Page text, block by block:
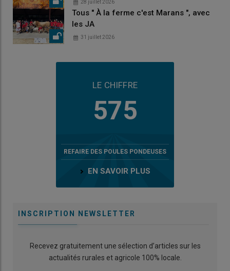
28 juillet 2026
Tous " À la ferme c'est Marans ", avec
les JA
31 juillet 2026
LE CHIFFRE
575
REFAIRE DES POULES PONDEUSES
EN SAVOIR PLUS
INSCRIPTION NEWSLETTER
Recevez gratuitement une sélection d’articles sur les
actualités rurales et agricole 100% locale.